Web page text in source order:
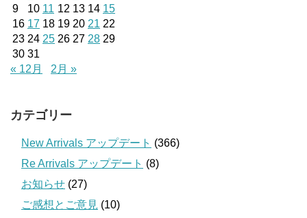
9
10 11 12 13 14 15
16 17 18 19 20 21 22
23 24 25 26 27 28 29
30 31
« 12月
2月 »
カテゴリー
New Arrivals アップデート (366)
Re Arrivals アップデート (8)
お知らせ (27)
ご感想とご意見 (10)